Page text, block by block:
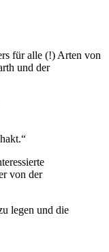
für alle (!) Arten von
und der
von der
legen und die